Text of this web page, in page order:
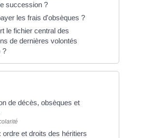
succession ?
les frais d'obsèques ?
le fichier central des
de dernières volontés
?
de décès, obsèques et
ordre et droits des héritiers